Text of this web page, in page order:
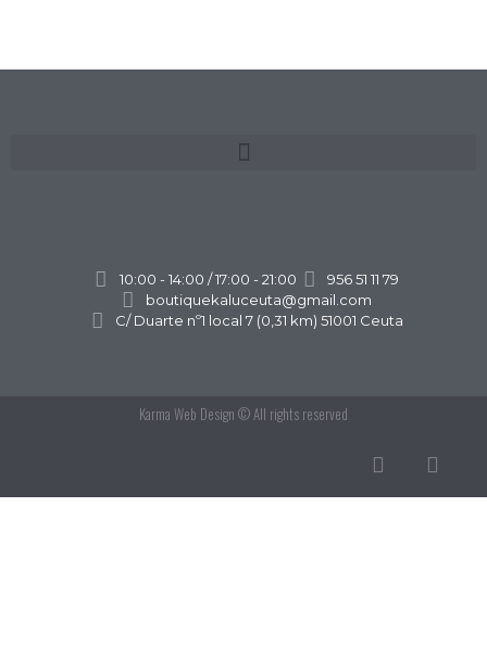
10:00 - 14:00 / 17:00 - 21:00
956 51 11 79
boutiquekaluceuta@gmail.com
C/ Duarte nº1 local 7 (0,31 km) 51001 Ceuta
Karma Web Design © All rights reserved